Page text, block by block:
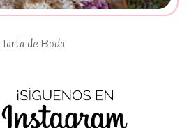
Tarta de Boda